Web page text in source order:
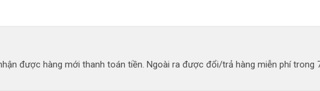
được hàng mới thanh toán tiền. Ngoài ra được đổi/trả hàng miễn phí trong